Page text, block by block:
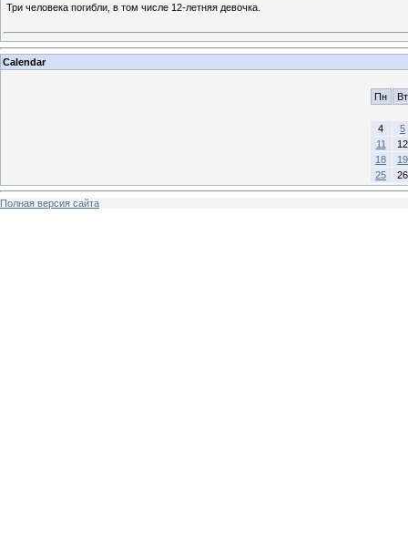
Три человека погибли, в том числе 12-летняя девочка.
Calendar
Пн Вт
4
5
11
12
18
19
25
26
Полная версия сайта